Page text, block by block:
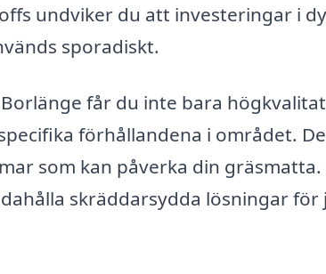
undviker du att investeringar i
sporadiskt.
får du inte bara
förhållandena i området.
som kan påverka din gräsmatta.
skräddarsydda lösningar för